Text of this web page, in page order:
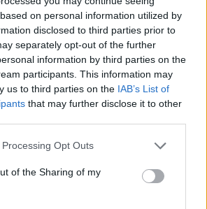
on personal information utilized by
disclosed to third parties prior to
separately opt-out of the further
information by third parties on the
participants. This information may
us to third parties on the IAB’s List of
that may further disclose it to other
website/app uses one or more Google
or usage behaviour. You may click to
to Google and its third-party tags to
specified purposes in below Google
Opt Outs
of the Sharing of my